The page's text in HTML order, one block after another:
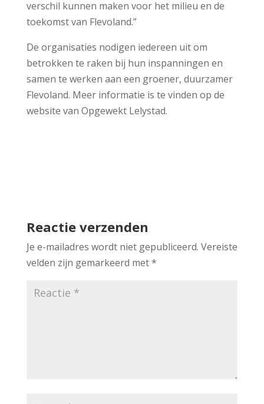
verschil kunnen maken voor het milieu en de
toekomst van Flevoland.”
De organisaties nodigen iedereen uit om
betrokken te raken bij hun inspanningen en
samen te werken aan een groener, duurzamer
Flevoland. Meer informatie is te vinden op de
website van Opgewekt Lelystad.
Reactie verzenden
Je e-mailadres wordt niet gepubliceerd. Vereiste
velden zijn gemarkeerd met*